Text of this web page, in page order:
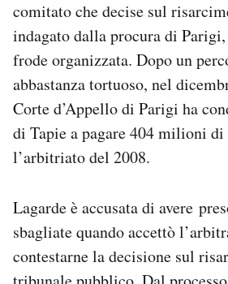
comitato che decise sul
indagato dalla procura di
frode organizzata. Dopo un
abbastanza tortuoso, nel
Corte d’Appello di Parigi ha
di Tapie a pagare 404 milioni di
l’arbitriato del 2008.
Lagarde è accusata di avere
sbagliate quando accettò
contestarne la decisione sul